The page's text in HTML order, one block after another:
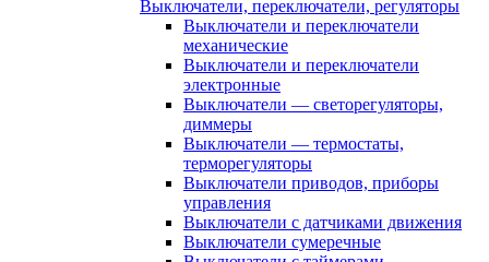
Выключатели, переключатели, регуляторы
Выключатели и переключатели
механические
Выключатели и переключатели
электронные
Выключатели — светорегуляторы,
диммеры
Выключатели — термостаты,
терморегуляторы
Выключатели приводов, приборы
управления
Выключатели с датчиками движения
Выключатели сумеречные